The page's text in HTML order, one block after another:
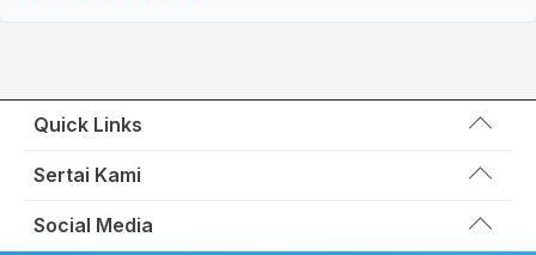
Quick Links
Wakil Rakyat
Hubungi Kami
Sertai Kami
Portal Anggota KEADILAN
Social Media